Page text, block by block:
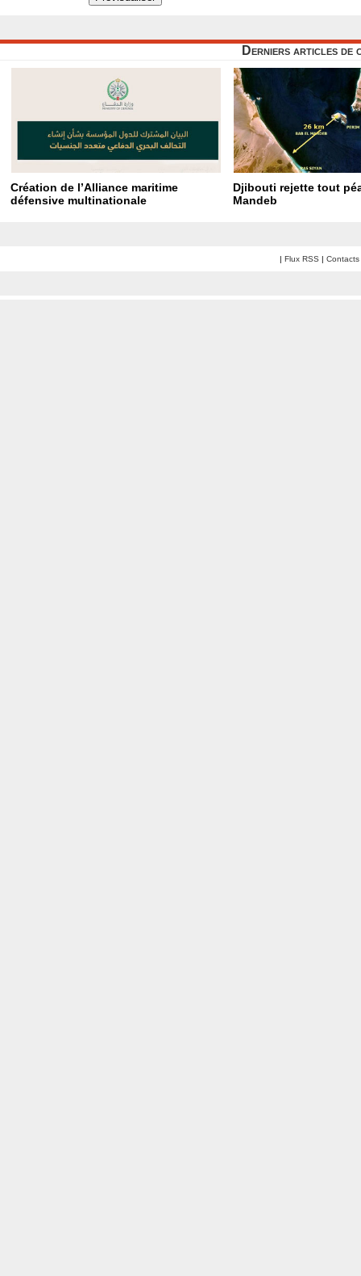
Derniers articles de
Création de l’Alliance maritime
défensive multinationale
Djibouti rejette tout
Mandeb
| Flux RSS | Contacts